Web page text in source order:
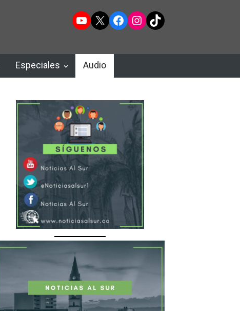
YouTube
X Facebook
Instagram
TikTok
Especiales Audio